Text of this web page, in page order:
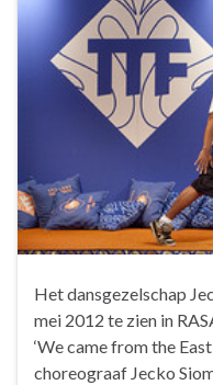
Het dansgezelschap
mei 2012 te zien in
‘We came from the
choreograaf Jecko